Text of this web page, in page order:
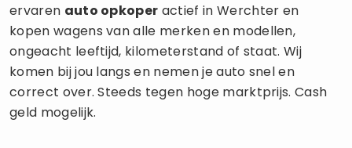
ervaren auto opkoper actief in Werchter en
kopen wagens van alle merken en modellen,
ongeacht leeftijd, kilometerstand of staat. Wij
komen bij jou langs en nemen je auto snel en
correct over. Steeds tegen hoge marktprijs. Cash
geld mogelijk.